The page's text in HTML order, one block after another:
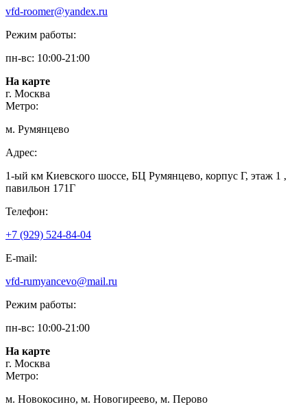
vfd-roomer@yandex.ru
Режим работы:
пн-вс: 10:00-21:00
На карте
г. Москва
Метро:
м. Румянцево
Адрес:
1-ый км Киевского шоссе, БЦ Румянцево, корпус Г, этаж 1 ,
павильон 171Г
Телефон:
+7 (929) 524-84-04
E-mail:
vfd-rumyancevo@mail.ru
Режим работы:
пн-вс: 10:00-21:00
На карте
г. Москва
Метро:
м. Новокосино, м. Новогиреево, м. Перово